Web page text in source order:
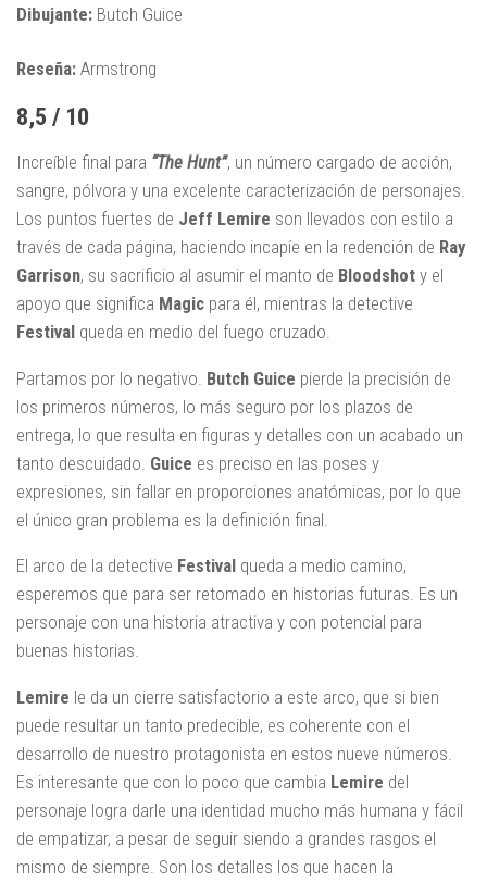
Dibujante: Butch Guice
Reseña: Armstrong
8,5 / 10
Increíble final para “The Hunt”, un número cargado de acción,
sangre, pólvora y una excelente caracterización de personajes.
Los puntos fuertes de Jeff Lemire son llevados con estilo a
través de cada página, haciendo incapíe en la redención de Ray
Garrison, su sacrificio al asumir el manto de Bloodshot y el
apoyo que significa Magic para él, mientras la detective
Festival queda en medio del fuego cruzado.
Partamos por lo negativo. Butch Guice pierde la precisión de
los primeros números, lo más seguro por los plazos de
entrega, lo que resulta en figuras y detalles con un acabado un
tanto descuidado. Guice es preciso en las poses y
expresiones, sin fallar en proporciones anatómicas, por lo que
el único gran problema es la definición final.
El arco de la detective Festival queda a medio camino,
esperemos que para ser retomado en historias futuras. Es un
personaje con una historia atractiva y con potencial para
buenas historias.
Lemire le da un cierre satisfactorio a este arco, que si bien
puede resultar un tanto predecible, es coherente con el
desarrollo de nuestro protagonista en estos nueve números.
Es interesante que con lo poco que cambia Lemire del
personaje logra darle una identidad mucho más humana y fácil
de empatizar, a pesar de seguir siendo a grandes rasgos el
mismo de siempre. Son los detalles los que hacen la